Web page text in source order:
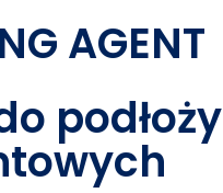
AGENT
podłoży